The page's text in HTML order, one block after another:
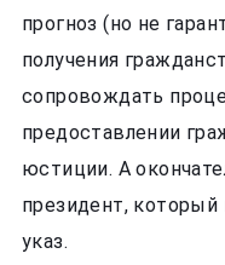
прогноз (но не
получения
сопровождать
предоставлении
юстиции. А
президент,
указ.